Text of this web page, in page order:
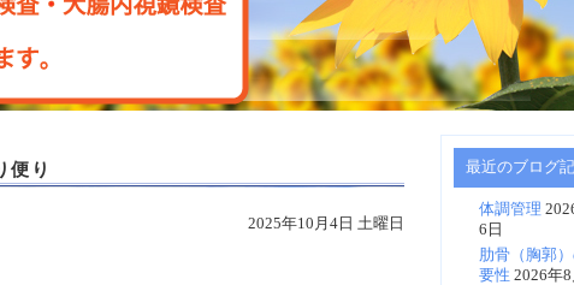
便り
2025年10月4日 土曜日
最近のブログ
体調管理
6日
肋骨（胸郭
要性 2026年8